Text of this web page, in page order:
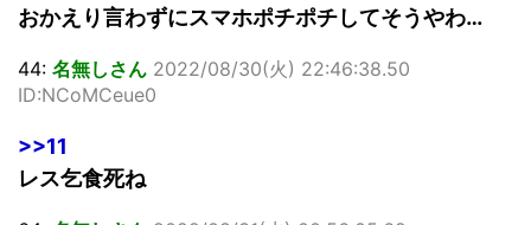
おかえり言わずにスマホポチポチしてそうやわ…
44: 名無しさん 2022/08/30(火) 22:46:38.50
ID:NCoMCeue0
>>11
レス乞食死ね